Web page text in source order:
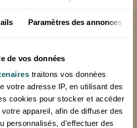
Paramètres des annonces
de vos données
traitons vos données
votre adresse IP, en utilisant des
cookies pour stocker et accéder
appareil, afin de diffuser des
personnalisés, d'effectuer des
SECURISE
la solution de la Banque
08 53 47